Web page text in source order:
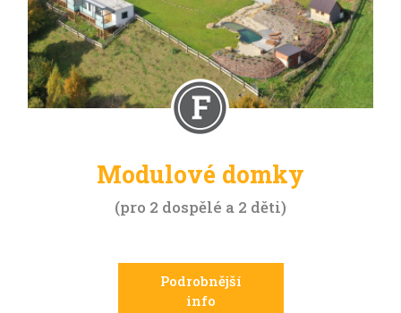
Modulové domky
pro 2 dospělé a 2 děti
Podrobnější
info